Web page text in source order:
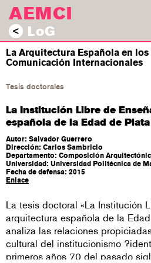
AEMCI
< LoG
La Arquitectura Española en
Comunicación Internacionales
Tesis doctorales
La Institución Libre de
española de la Edad de
Autor: Salvador Guerrero
Dirección: Carlos Sambricio
Departamento: Composición
Universidad: Universidad Politécnica de
Fecha de defensa: 2015
Enlace
La tesis doctoral «La Institución
arquitectura española de la
analiza las relaciones
cultural del institucionismo
primeros años 70 del pasado